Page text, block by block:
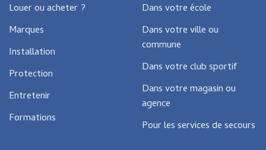
product
page
Louer ou acheter ?
Marques
Installation
Protection
Entretenir
Formations
Dans votre école
Dans votre ville ou
commune
Dans votre club sportif
Dans votre magasin ou
agence
Pour les services de secours